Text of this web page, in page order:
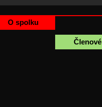
O spolku
Členové